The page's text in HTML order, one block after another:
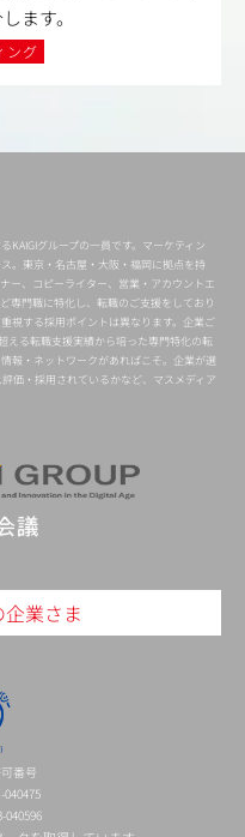
ます。
ング
KAIGIグループの一員です。マーケティン
。東京・名古屋・大阪・福岡に拠点を持
ー、コピーライター、営業・アカウントエ
専門職に特化し、転職のご支援をしており
視する採用ポイントは異なります。企業ご
える転職支援実績から培った専門特化の転
報・ネットワークがあればこそ。企業が選
価・採用されているかなど、マスメディア
業さま
番号